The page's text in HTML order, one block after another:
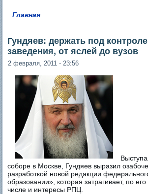
Главная
Гундяев: держать под
заведения, от яслей до вузов
2 февраля, 2011 - 23:56
соборе в Москве, Гундяев выразил
разработкой новой редакции
образовании», которая затрагивает, по
числе и интересы РПЦ.